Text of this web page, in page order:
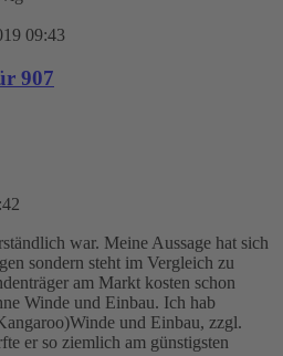
09:43
907
war. Meine Aussage hat sich
sondern steht im Vergleich zu
am Markt kosten schon
Winde und Einbau. Ich hab
und Einbau, zzgl.
er so ziemlich am günstigsten